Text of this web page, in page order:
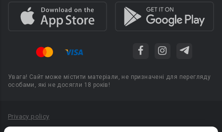
Увага! Сайт може містити матеріали, не призначені для перегляду
особами, які не досягли 18 років!
Privacy policy